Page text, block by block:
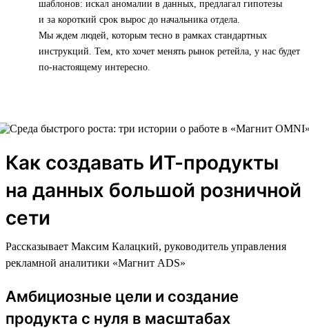
шаблонов: искал аномалии в данных, предлагал гипотезы
и за короткий срок вырос до начальника отдела.
Мы ждем людей, которым тесно в рамках стандартных
инструкций. Тем, кто хочет менять рынок ретейла, у нас будет
по-настоящему интересно.
Как создавать ИТ-продукты
на данных большой розничной
сети
Рассказывает Максим Калацкий, руководитель управления
рекламной аналитики «Магнит ADS»
Амбициозные цели и создание
продукта с нуля в масштабах